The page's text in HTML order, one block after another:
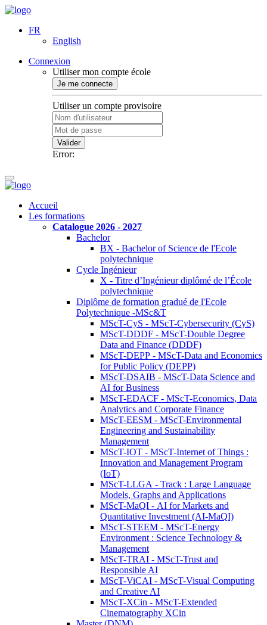
FR
English
Connexion
Utiliser mon compte école
Je me connecte
Utiliser un compte provisoire
Valider
Error:
Accueil
Les formations
Catalogue 2026 - 2027
Bachelor
BX - Bachelor of Science de l'Ecole
polytechnique
Cycle Ingénieur
X - Titre d’Ingénieur diplômé de l’École
polytechnique
Diplôme de formation gradué de l'Ecole
Polytechnique -MSc&T
MScT-CyS - MScT-Cybersecurity (CyS)
MScT-DDDF - MScT-Double Degree
Data and Finance (DDDF)
MScT-DEPP - MScT-Data and Economics
for Public Policy (DEPP)
MScT-DSAIB - MScT-Data Science and
AI for Business
MScT-EDACF - MScT-Economics, Data
Analytics and Corporate Finance
MScT-EESM - MScT-Environmental
Engineering and Sustainability
Management
MScT-IOT - MScT-Internet of Things :
Innovation and Management Program
(IoT)
MScT-LLGA - Track : Large Language
Models, Graphs and Applications
MScT-MaQI - AI for Markets and
Quantitative Investment (AI-MaQI)
MScT-STEEM - MScT-Energy
Environment : Science Technology &
Management
MScT-TRAI - MScT-Trust and
Responsible AI
MScT-ViCAI - MScT-Visual Computing
and Creative AI
MScT-XCin - MScT-Extended
Cinematography XCin